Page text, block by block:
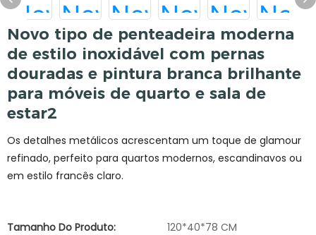
Novo tipo de penteadeira moderna
de estilo inoxidável com pernas
douradas e pintura branca brilhante
para móveis de quarto e sala de
estar2
Os detalhes metálicos acrescentam um toque de glamour
refinado, perfeito para quartos modernos, escandinavos ou
em estilo francês claro.
Tamanho Do Produto:
120*40*78 CM